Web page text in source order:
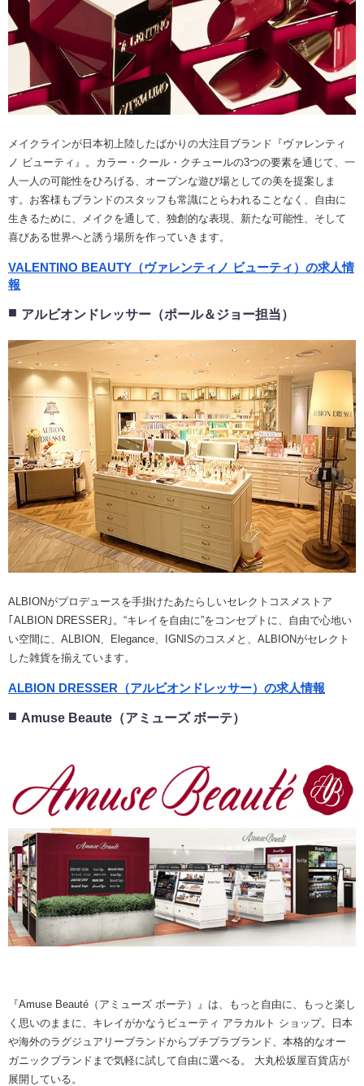
メイクラインが日本初上陸したばかりの大注目ブランド『ヴァレンティ
ノ ビューティ』。カラー・クール・クチュールの3つの要素を通じて、一
人一人の可能性をひろげる、オープンな遊び場としての美を提案しま
す。お客様もブランドのスタッフも常識にとらわれることなく、自由に
生きるために、メイクを通して、独創的な表現、新たな可能性、そして
喜びある世界へと誘う場所を作っていきます。
VALENTINO BEAUTY（ヴァレンティノ ビューティ）の求人情
報
アルビオンドレッサー（ポール＆ジョー担当）
ALBIONがプロデュースを手掛けたあたらしいセレクトコスメストア
｢ALBION DRESSER｣。“キレイを自由に”をコンセプトに、自由で心地い
い空間に、ALBION、Elegance、IGNISのコスメと、ALBIONがセレクト
した雑貨を揃えています。
ALBION DRESSER（アルビオンドレッサー）の求人情報
Amuse Beaute（アミューズ ボーテ）
『Amuse Beauté（アミューズ ボーテ）』は、もっと自由に、もっと楽し
く思いのままに、キレイがかなうビューティ アラカルト ショップ。日本
や海外のラグジュアリーブランドからプチプラブランド、本格的なオー
ガニックブランドまで気軽に試して自由に選べる。 大丸松坂屋百貨店が
展開している。